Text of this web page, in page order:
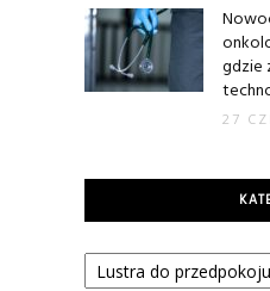
gdzie
27
Kategorie